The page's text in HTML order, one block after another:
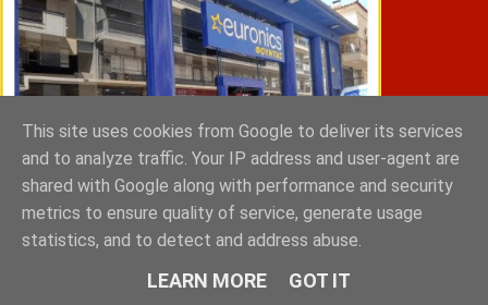
ΣΠΥΡΑΚΗΣ ΠΑΝΑΓΙΩΤΗΣ & YIOI ΣΠΑΡΤΗ
This site uses cookies from Google to deliver its services
and to analyze traffic. Your IP address and user-agent are
shared with Google along with performance and security
metrics to ensure quality of service, generate usage
statistics, and to detect and address abuse.
LEARN MORE GOT IT